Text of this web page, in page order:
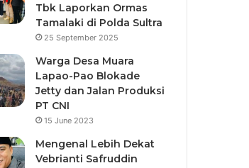
Tbk Laporkan Ormas
Tamalaki di Polda Sultra
25 September 2025
Warga Desa Muara
Lapao-Pao Blokade
Jetty dan Jalan Produksi
PT CNI
15 June 2023
Mengenal Lebih Dekat
Vebrianti Safruddin